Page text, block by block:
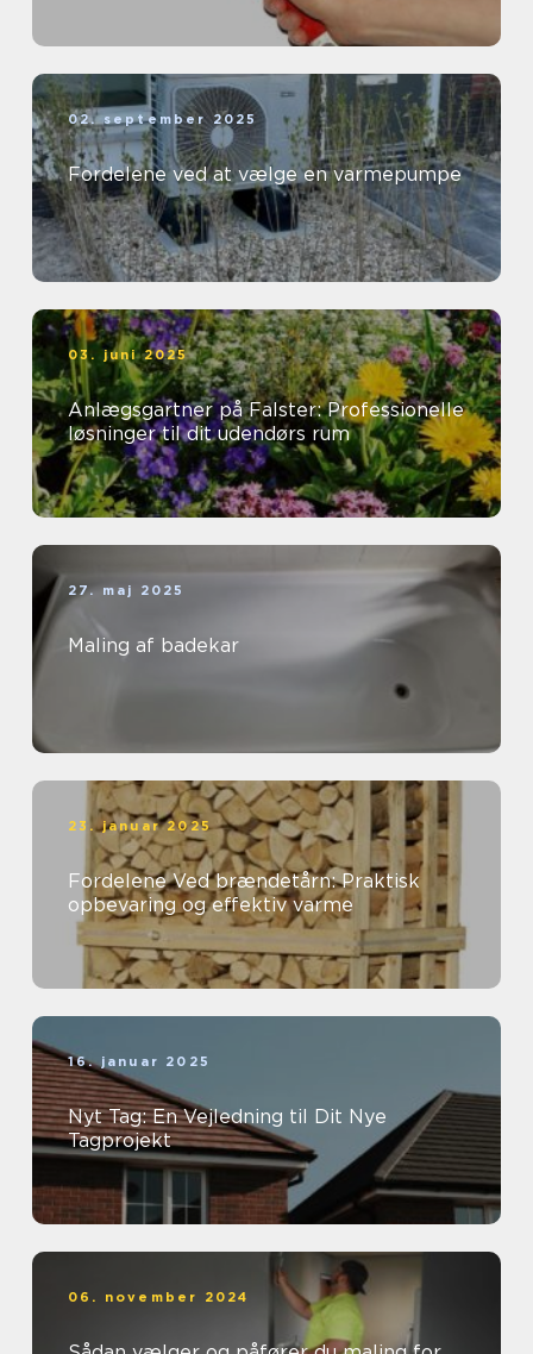
02. september 2025
Fordelene ved at vælge en varmepumpe
03. juni 2025
Anlægsgartner på Falster: Professionelle
løsninger til dit udendørs rum
27. maj 2025
Maling af badekar
23. januar 2025
Fordelene Ved brændetårn: Praktisk
opbevaring og effektiv varme
16. januar 2025
Nyt Tag: En Vejledning til Dit Nye
Tagprojekt
06. november 2024